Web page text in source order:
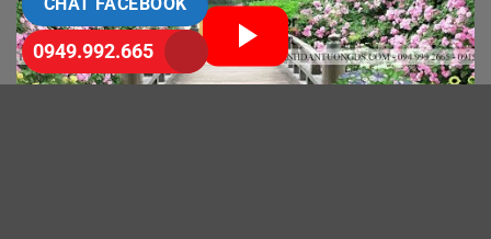
CHAT FACEBOOK
0949.992.665